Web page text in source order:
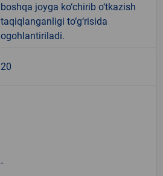
boshqa joyga ko‘chirib o‘tkazish
taqiqlanganligi to‘g‘risida
ogohlantiriladi.
20
-